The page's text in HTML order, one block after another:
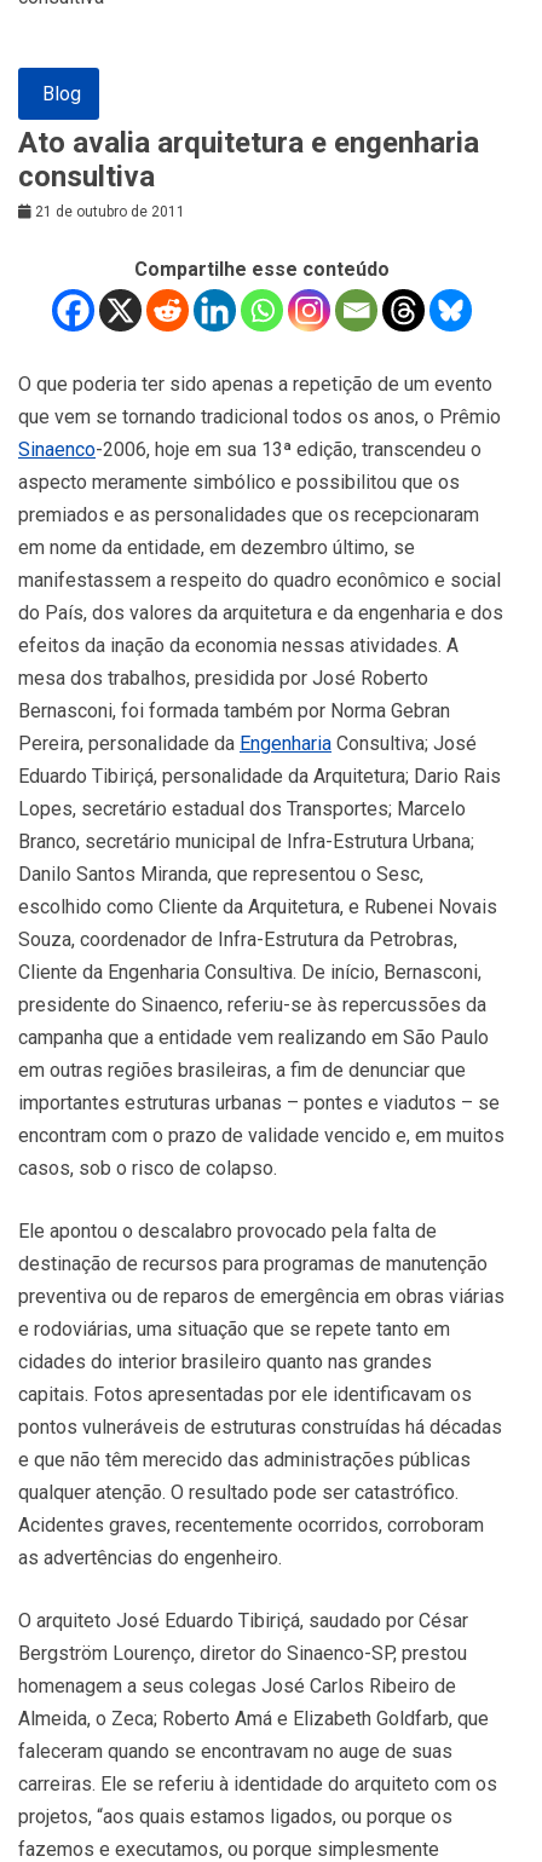
Blog
Ato avalia arquitetura e engenharia
consultiva
21 de outubro de 2011
Compartilhe esse conteúdo
O que poderia ter sido apenas a repetição de um evento
que vem se tornando tradicional todos os anos, o Prêmio
Sinaenco-2006, hoje em sua 13ª edição, transcendeu o
aspecto meramente simbólico e possibilitou que os
premiados e as personalidades que os recepcionaram
em nome da entidade, em dezembro último, se
manifestassem a respeito do quadro econômico e social
do País, dos valores da arquitetura e da engenharia e dos
efeitos da inação da economia nessas atividades. A
mesa dos trabalhos, presidida por José Roberto
Bernasconi, foi formada também por Norma Gebran
Pereira, personalidade da Engenharia Consultiva; José
Eduardo Tibiriçá, personalidade da Arquitetura; Dario Rais
Lopes, secretário estadual dos Transportes; Marcelo
Branco, secretário municipal de Infra-Estrutura Urbana;
Danilo Santos Miranda, que representou o Sesc,
escolhido como Cliente da Arquitetura, e Rubenei Novais
Souza, coordenador de Infra-Estrutura da Petrobras,
Cliente da Engenharia Consultiva. De início, Bernasconi,
presidente do Sinaenco, referiu-se às repercussões da
campanha que a entidade vem realizando em São Paulo
em outras regiões brasileiras, a fim de denunciar que
importantes estruturas urbanas – pontes e viadutos – se
encontram com o prazo de validade vencido e, em muitos
casos, sob o risco de colapso.
Ele apontou o descalabro provocado pela falta de
destinação de recursos para programas de manutenção
preventiva ou de reparos de emergência em obras viárias
e rodoviárias, uma situação que se repete tanto em
cidades do interior brasileiro quanto nas grandes
capitais. Fotos apresentadas por ele identificavam os
pontos vulneráveis de estruturas construídas há décadas
e que não têm merecido das administrações públicas
qualquer atenção. O resultado pode ser catastrófico.
Acidentes graves, recentemente ocorridos, corroboram
as advertências do engenheiro.
O arquiteto José Eduardo Tibiriçá, saudado por César
Bergström Lourenço, diretor do Sinaenco-SP, prestou
homenagem a seus colegas José Carlos Ribeiro de
Almeida, o Zeca; Roberto Amá e Elizabeth Goldfarb, que
faleceram quando se encontravam no auge de suas
carreiras. Ele se referiu à identidade do arquiteto com os
projetos, “aos quais estamos ligados, ou porque os
fazemos e executamos, ou porque simplesmente